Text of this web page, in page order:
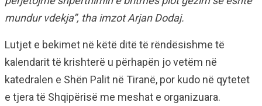
mundur vdekja”, tha imzot Arjan Dodaj.
Lutjet e bekimet në këtë ditë të rëndësishme të
kalendarit të krishterë u përhapën jo vetëm në
katedralen e Shën Palit në Tiranë, por kudo në qytetet
e tjera të Shqipërisë me meshat e organizuara.